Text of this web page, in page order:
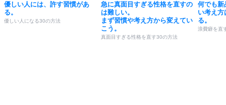
優しい人には、許す習慣があ
る。
優しい人になる30の方法
急に真面目すぎる性格を直すの
は難しい。
まず習慣や考え方から変えてい
こう。
真面目すぎる性格を直す30の方法
何でも新
い考え方
る。
浪費癖を直